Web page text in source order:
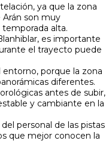
ya que la zona
Arán son muy
alta.
es importante
el trayecto puede
porque la zona
diferentes.
antes de subir,
y cambiante en la
personal de las pistas
que mejor conocen la